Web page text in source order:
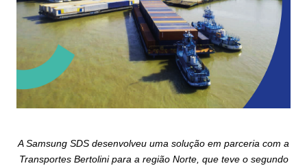
A Samsung SDS desenvolveu uma solução em parceria com a
Transportes Bertolini para a região Norte, que teve o segundo